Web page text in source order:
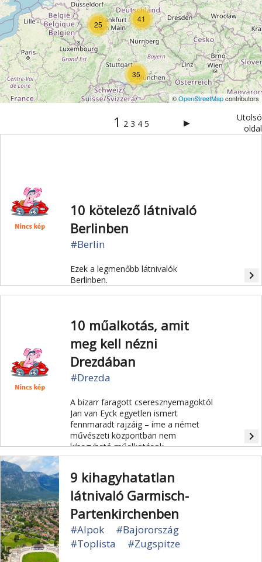
25
35
41
©OpenStreetMapcontributors
1 2 3 4 5 ▶
Utolsó
oldal
10 kötelező látnivaló
Berlinben
#Berlin
Ezek a legmenőbb látnivalók
Berlinben.
navigate_next
10 műalkotás, amit
meg kell nézni
Drezdában
#Drezda
A bizarr faragott cseresznyemagoktól
Jan van Eyck egyetlen ismert
fennmaradt rajzáig – íme a német
művészeti központban nem
kihagyható műalkotások.
navigate_next
9 kihagyhatatlan
látnivaló Garmisch-
Partenkirchenben
#Alpok
#Bajorország
#Toplista
#Zugspitze